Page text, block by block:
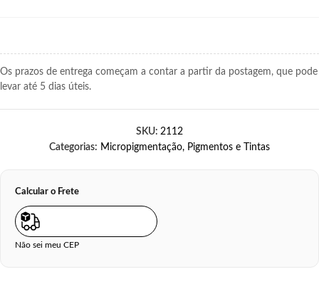
Os prazos de entrega começam a contar a partir da postagem, que pode
levar até 5 dias úteis.
SKU: 2112
Categorias: Micropigmentação, Pigmentos e Tintas
Calcular o Frete
Não sei meu CEP